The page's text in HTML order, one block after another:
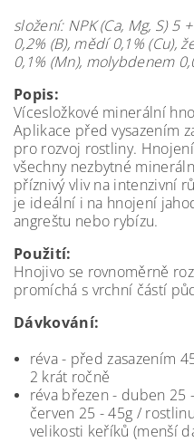
složení: NPK (Ca, Mg, S) 5
0,2% (B), mědí 0,1% (Cu),
0,1% (Mn), molybdenem
Popis:
Vícesložkové minerální
Aplikace před vysazením
pro rozvoj rostliny.
všechny nezbytné
příznivý vliv na intenzivní
je ideální i na hnojení
angreštu nebo rybízu.
Použití:
Hnojivo se rovnoměrně
promíchá s vrchní částí
Dávkování:
réva - před zasazením
2 krát ročně
réva březen - duben 25
červen 25 - 45g /
velikosti keříků (menší